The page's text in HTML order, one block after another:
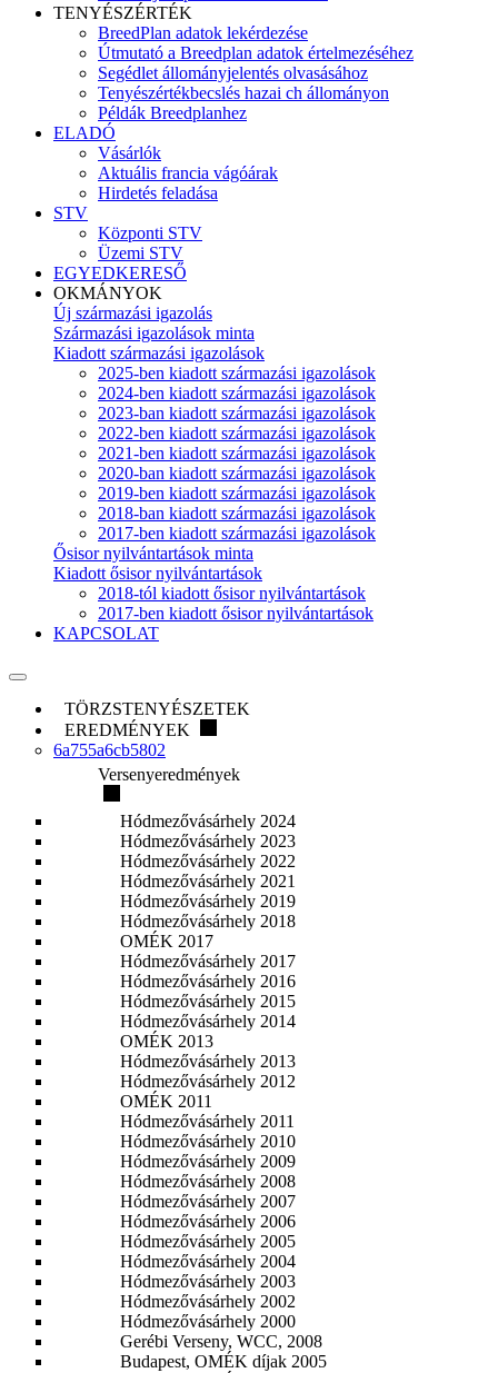
TENYÉSZÉRTÉK
BreedPlan adatok lekérdezése
Útmutató a Breedplan adatok értelmezéséhez
Segédlet állományjelentés olvasásához
Tenyészértékbecslés hazai ch állományon
Példák Breedplanhez
ELADÓ
Vásárlók
Aktuális francia vágóárak
Hirdetés feladása
STV
Központi STV
Üzemi STV
EGYEDKERESŐ
OKMÁNYOK
Új származási igazolás
Származási igazolások minta
Kiadott származási igazolások
2025-ben kiadott származási igazolások
2024-ben kiadott származási igazolások
2023-ban kiadott származási igazolások
2022-ben kiadott származási igazolások
2021-ben kiadott származási igazolások
2020-ban kiadott származási igazolások
2019-ben kiadott származási igazolások
2018-ban kiadott származási igazolások
2017-ben kiadott származási igazolások
Ősisor nyilvántartások minta
Kiadott ősisor nyilvántartások
2018-tól kiadott ősisor nyilvántartások
2017-ben kiadott ősisor nyilvántartások
KAPCSOLAT
TÖRZSTENYÉSZETEK
EREDMÉNYEK
6a755a6cb5802
Versenyeredmények
Hódmezővásárhely 2024
Hódmezővásárhely 2023
Hódmezővásárhely 2022
Hódmezővásárhely 2021
Hódmezővásárhely 2019
Hódmezővásárhely 2018
OMÉK 2017
Hódmezővásárhely 2017
Hódmezővásárhely 2016
Hódmezővásárhely 2015
Hódmezővásárhely 2014
OMÉK 2013
Hódmezővásárhely 2013
Hódmezővásárhely 2012
OMÉK 2011
Hódmezővásárhely 2011
Hódmezővásárhely 2010
Hódmezővásárhely 2009
Hódmezővásárhely 2008
Hódmezővásárhely 2007
Hódmezővásárhely 2006
Hódmezővásárhely 2005
Hódmezővásárhely 2004
Hódmezővásárhely 2003
Hódmezővásárhely 2002
Hódmezővásárhely 2000
Gerébi Verseny, WCC, 2008
Budapest, OMÉK díjak 2005